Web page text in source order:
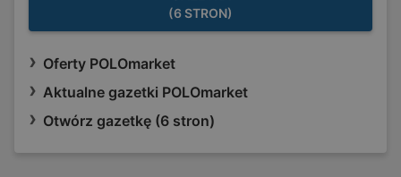
(6 STRON)
Oferty POLOmarket
Aktualne gazetki POLOmarket
Otwórz gazetkę (6 stron)